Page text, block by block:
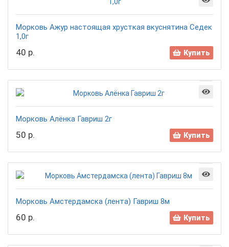
Морковь Ажур настоящая хрусткая вкуснятина Седек
1,0г
40 р. Купить
Морковь Алёнка Гавриш 2г
50 р. Купить
Морковь Амстердамска (лента) Гавриш 8м
60 р. Купить